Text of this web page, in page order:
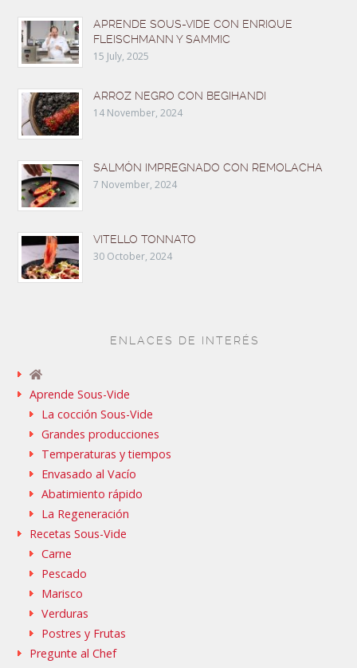
APRENDE SOUS-VIDE CON ENRIQUE
FLEISCHMANN Y SAMMIC
15 July, 2025
ARROZ NEGRO CON BEGIHANDI
14 November, 2024
SALMÓN IMPREGNADO CON REMOLACHA
7 November, 2024
VITELLO TONNATO
30 October, 2024
ENLACES DE INTERÉS
Aprende Sous-Vide
La cocción Sous-Vide
Grandes producciones
Temperaturas y tiempos
Envasado al Vacío
Abatimiento rápido
La Regeneración
Recetas Sous-Vide
Carne
Pescado
Marisco
Verduras
Postres y Frutas
Pregunte al Chef